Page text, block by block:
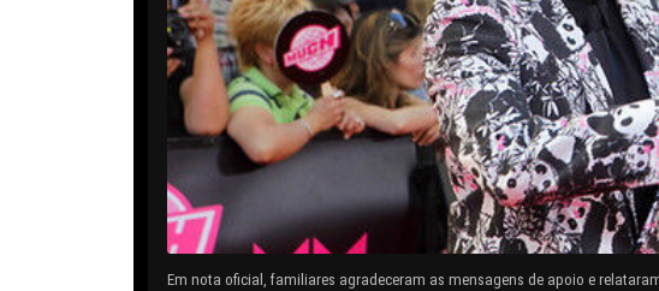
Em nota oficial, familiares agradeceram as mensagens de apoio e